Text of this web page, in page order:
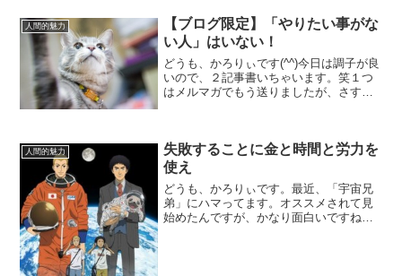
図で描かれているので...
人間的魅力
【ブログ限定】「やりたい事がな
い人」はいない！
どうも、かろりぃです(^^)今日は調子が良
いので、２記事書いちゃいます。笑１つ
はメルマガでもう送りましたが、さすが
言葉の中で、「たし...
人間的魅力
失敗することに金と時間と労力を
使え
どうも、かろりぃです。最近、「宇宙兄
弟」にハマってます。オススメされて見
始めたんですが、かなり面白いですね。